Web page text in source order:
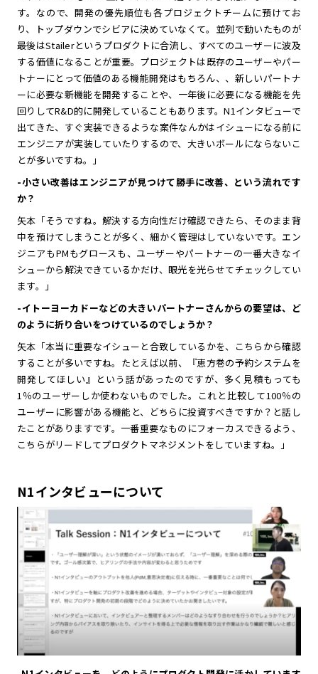
す。なので、開発の優先順位も各プロジェクトチームに預けてお
り、トップダウンでシビアに決めていなくて。並列で動いたものが
最後はStailerというプロダクトに合流し、すべてのユーザーに波及
する価値になることが重要。プロジェクトは既存のユーザーやパー
トナーにとって価値のある機能開発はもちろん、、新しいパートナ
ーに必要な新機能を開発することや、一年後に必要になる機能を先
回りしてR&D的に開発していることもあります。N1インタビューで
出てきた、すぐ実装できるような案件なんかはイシューになる前に
エンジニアが実装していたりするので、大きいボールにならないこ
とが多いですね。」
-小さい改善はエンジニアが見つけて勝手に改善、という流れです
か？
矢本「そうですね。解決する方向性だけ確認できたら、そのまま背
中を預けてしまうことが多く、細かく管理はしていないです。エン
ジニアもPMもグロースも、ユーザーやパートナーの一番大きなイ
シューから解決できているかだけ、眼光を光らせてチェックしてい
ます。」
-イトーヨーカドーなどの大きいパートナーさんからの要望は、ど
のように折り合いをつけているのでしょうか？
矢本「本当に重要なイシューと合致しているかを、こちらから確認
することが多いですね。たとえば以前、『恵方巻の予約システムを
開発してほしい』という話があったのですが、多く見積もっても
1％のユーザーしか使わないものでした。これと比較して100％の
ユーザーに影響がある機能と、どちらに投資すべきですか？と話し
たことがありますです。一番重要なものにフォーカスできるよう、
こちらがリードしてプロダクトマネジメントをしていますね。」
N1インタビューについて